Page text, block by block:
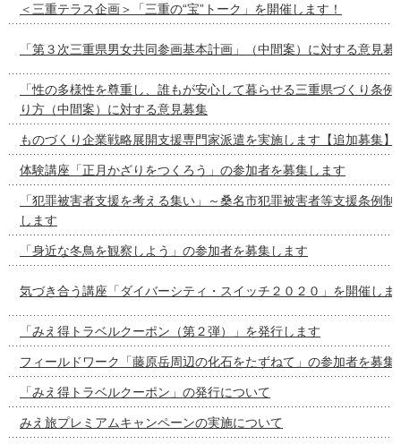
＜三重テラス企画＞「三重の“宝”トーク」を開催します！
「第３次三重県男女共同参画基本計画」（中間案）に対する意見募
「性の多様性を尊重し、誰もが安心して暮らせる三重県づくり条
り方（中間案）に対する意見募集
ものづくり企業戦略展開支援専門家派遣を実施します【追加募集】
体験講座「正月かざりをつくろう」の参加者を募集します
「犯罪被害者支援を考える集い」～桑名市犯罪被害者等支援条例
します
「身近な冬鳥を観察しよう」の参加者を募集します
気づき合う講座「ダイバーシティ・スイッチ２０２０」を開催しま
「みえ得トラベルクーポン（第２弾）」を発行します
フィールドワーク「藤原岳周辺の化石をたずねて」の参加者を募集
「みえ得トラベルクーポン」の発行について
みえ旅プレミアムキャンペーンの実施について